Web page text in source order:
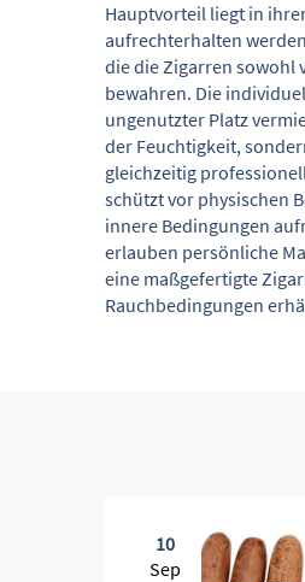
Hauptvorteil liegt in
aufrechterhalten
die die Zigarren sowohl
bewahren. Die
ungenutzter Platz
der Feuchtigkeit,
gleichzeitig
schützt vor physischen
innere Bedingungen
erlauben persönliche
eine maßgefertigte
Rauchbedingungen
10
Sep